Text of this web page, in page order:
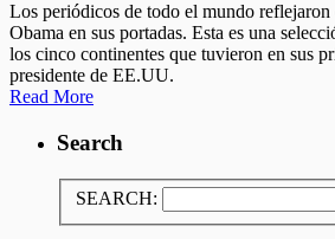
Los periódicos de todo el mundo
Obama en sus portadas. Esta es una
los cinco continentes que tuvieron en sus
presidente de EE.UU.
Read More
Search
SEARCH: